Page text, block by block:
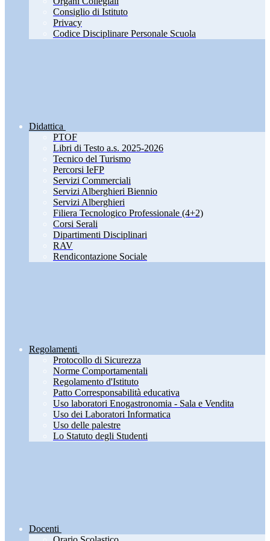
Consiglio di Istituto
Privacy
Codice Disciplinare Personale Scuola
Didattica
PTOF
Libri di Testo a.s. 2025-2026
Tecnico del Turismo
Percorsi IeFP
Servizi Commerciali
Servizi Alberghieri Biennio
Servizi Alberghieri
Filiera Tecnologico Professionale (4+2)
Corsi Serali
Dipartimenti Disciplinari
RAV
Rendicontazione Sociale
Regolamenti
Protocollo di Sicurezza
Norme Comportamentali
Regolamento d'Istituto
Patto Corresponsabilità educativa
Uso laboratori Enogastronomia - Sala e Vendita
Uso dei Laboratori Informatica
Uso delle palestre
Lo Statuto degli Studenti
Docenti